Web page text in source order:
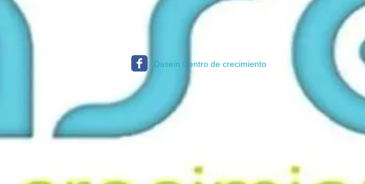
Dasein Centro de crecimiento